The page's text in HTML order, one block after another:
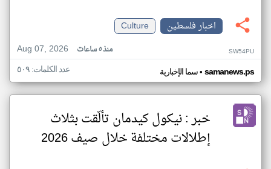
اخبار فلسطين
Culture
Aug 07, 2026
منذ ٥ ساعات SW54PU
سما الإخبارية• samanews.ps عدد الكلمات: ٥٠٩
خبر : نيكول كيدمان تألّقت بثلاث
إطلالات مختلفة خلال صيف 2026